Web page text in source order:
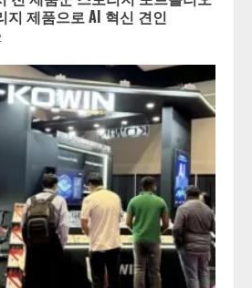
지 제품으로 AI 혁신 견인